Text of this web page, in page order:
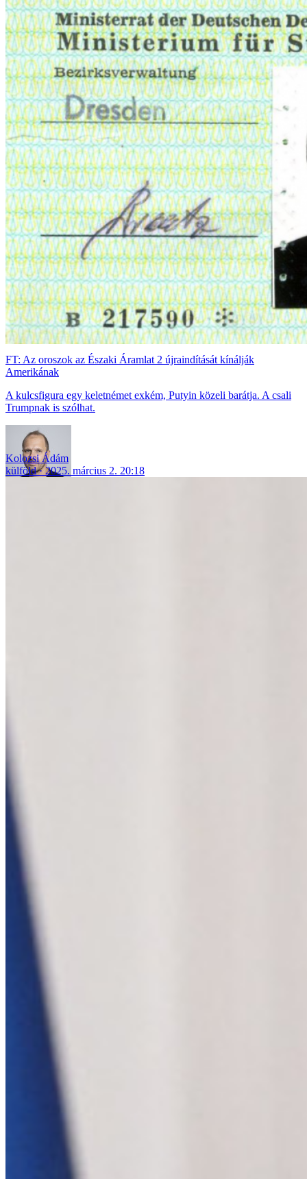
FT: Az oroszok az Északi Áramlat 2 újraindítását kínálják
Amerikának
A kulcsfigura egy keletnémet exkém, Putyin közeli barátja. A csali
Trumpnak is szólhat.
Kolozsi Ádám
külföld
2025. március 2. 20:18